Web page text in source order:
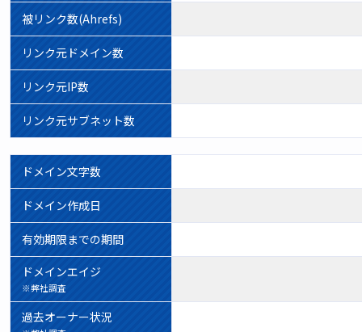
被リンク数(Ahrefs)
リンク元ドメイン数
リンク元IP数
リンク元サブネット数
ドメイン文字数
ドメイン作成日
有効期限までの期間
ドメインエイジ
※弊社調査
過去オーナー状況